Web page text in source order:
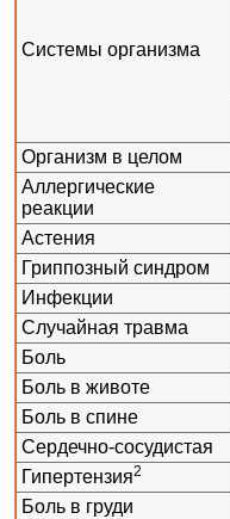
Системы организма
Организм в целом
Аллергические
реакции
Астения
Гриппозный синдром
Инфекции
Случайная травма
Боль
Боль в животе
Боль в спине
Сердечно-сосудистая
Гипертензия2
Боль в груди